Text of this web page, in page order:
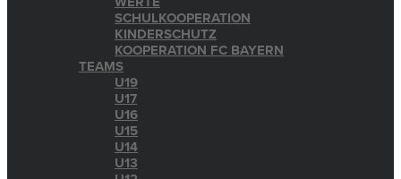
SCHULKOOPERATION
KINDERSCHUTZ
KOOPERATION FC BAYERN
TEAMS
U19
U17
U16
U15
U14
U13